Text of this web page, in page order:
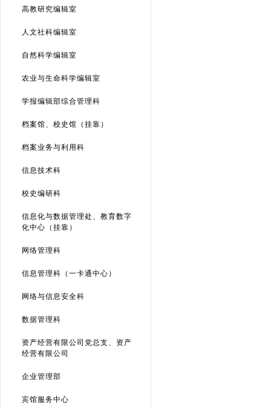
高教研究编辑室
人文社科编辑室
自然科学编辑室
农业与生命科学编辑室
学报编辑部综合管理科
档案馆、校史馆（挂靠）
档案业务与利用科
信息技术科
校史编研科
信息化与数据管理处、教育数字
化中心（挂靠）
网络管理科
信息管理科（一卡通中心）
网络与信息安全科
数据管理科
资产经营有限公司党总支、资产
经营有限公司
企业管理部
宾馆服务中心